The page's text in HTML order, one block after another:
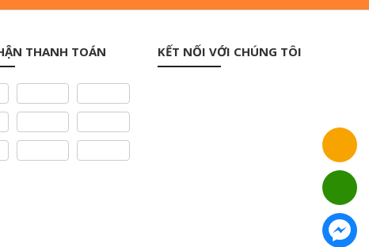
THANH TOÁN KẾT NỐI VỚI CHÚNG TÔI